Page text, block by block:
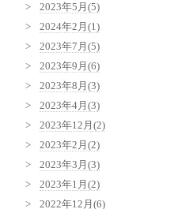
2023年5月(5)
2024年2月(1)
2023年7月(5)
2023年9月(6)
2023年8月(3)
2023年4月(3)
2023年12月(2)
2023年2月(2)
2023年3月(3)
2023年1月(2)
2022年12月(6)